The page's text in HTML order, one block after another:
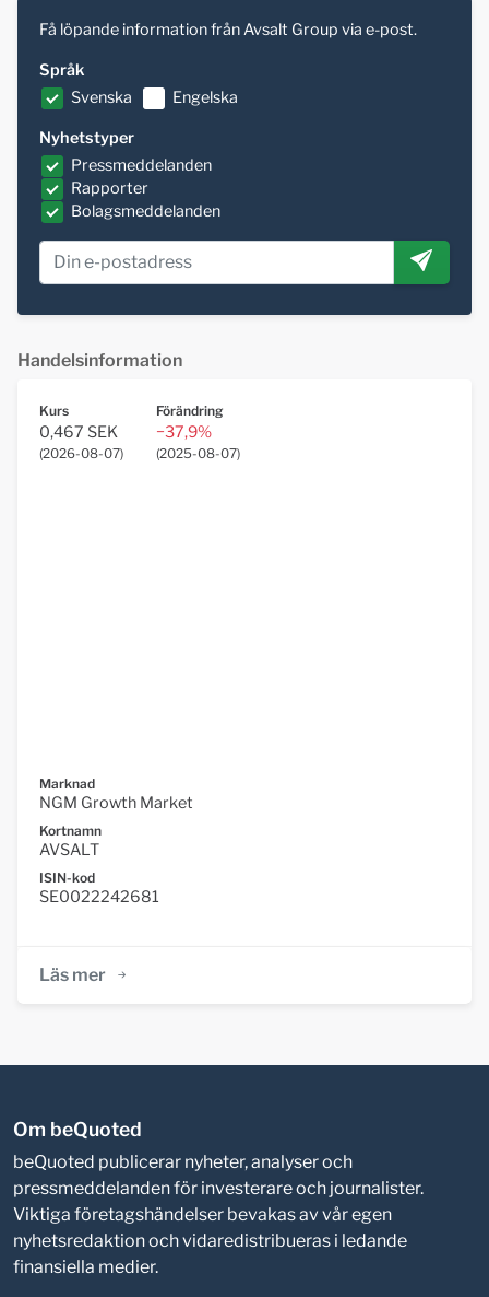
Få löpande information från Avsalt Group via e-post.
Språk
Svenska
Engelska
Nyhetstyper
Pressmeddelanden
Rapporter
Bolagsmeddelanden
Handelsinformation
Kurs
0,467 SEK
(2026-08-07)
Förändring
−37,9%
(2025-08-07)
Marknad
NGM Growth Market
Kortnamn
AVSALT
ISIN-kod
SE0022242681
Läs mer
Om beQuoted
beQuoted publicerar nyheter, analyser och
pressmeddelanden för investerare och journalister.
Viktiga företagshändelser bevakas av vår egen
nyhetsredaktion och vidaredistribueras i ledande
finansiella medier.